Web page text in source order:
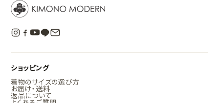
ショッピング
着物のサイズの選び方
お届け・送料
返品について